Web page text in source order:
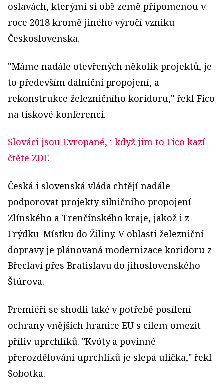
oslavách, kterými si obě země připomenou v
roce 2018 kromě jiného výročí vzniku
Československa.
"Máme nadále otevřených několik projektů, je
to především dálniční propojení, a
rekonstrukce železničního koridoru," řekl Fico
na tiskové konferenci.
Slováci jsou Evropané, i když jim to Fico kazí -
čtěte ZDE
Česká i slovenská vláda chtějí nadále
podporovat projekty silničního propojení
Zlínského a Trenčínského kraje, jakož i z
Frýdku-Místku do Žiliny. V oblasti železniční
dopravy je plánovaná modernizace koridoru z
Břeclavi přes Bratislavu do jihoslovenského
Štúrova.
Premiéři se shodli také v potřebě posílení
ochrany vnějších hranice EU s cílem omezit
příliv uprchlíků. "Kvóty a povinné
přerozdělování uprchlíků je slepá ulička," řekl
Sobotka.